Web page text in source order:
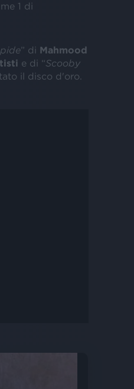
1 di
” di Mahmood
e di “Scooby
il disco d'oro.